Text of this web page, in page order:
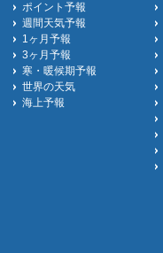
ポイント予報
週間天気予報
1ヶ月予報
3ヶ月予報
寒・暖候期予報
世界の天気
海上予報